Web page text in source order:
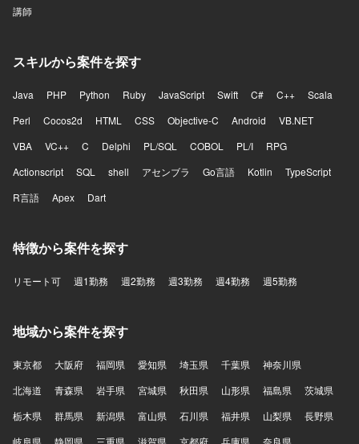
講師
スキルから案件を探す
Java PHP Python Ruby JavaScript Swift C# C++
Scala
Perl
Cocos2d HTML CSS Objective-C Android
VB.NET
VBA
VC++ C Delphi PL/SQL COBOL PL/I
RPG
Actionscript
SQL shell アセンブラ Go言語 Kotlin
TypeScript
R言語
Apex Dart
特徴から案件を探す
リモート可 週1勤務 週2勤務 週3勤務 週4勤務 週5勤務
地域から案件を探す
東京都 大阪府 福岡県 愛知県 埼玉県 千葉県
神奈川県
北海道
青森県 岩手県 宮城県 秋田県 山形県 福島県
茨城県
栃木県
群馬県 新潟県 富山県 石川県 福井県 山梨県
長野県
岐阜県
静岡県 三重県 滋賀県 京都府 兵庫県 奈良県